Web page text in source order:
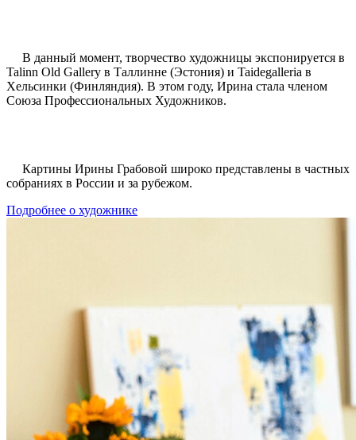
В данный момент, творчество художницы экспонируется в
Talinn Old Gallery в Таллинне (Эстония) и Taidegalleria в
Хельсинки (Финляндия). В этом году, Ирина стала членом
Союза Профессиональных Художников.
Картины Ирины Грабовой широко представлены в частных
собраниях в России и за рубежом.
Подробнее о художнике